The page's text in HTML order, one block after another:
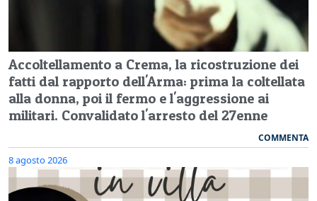
Accoltellamento a Crema, la ricostruzione dei
fatti dal rapporto dell'Arma: prima la coltellata
alla donna, poi il fermo e l'aggressione ai
militari. Convalidato l'arresto del 27enne
COMMENTA
8 agosto 2026